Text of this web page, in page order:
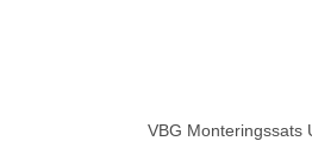
VBG Monteringssats